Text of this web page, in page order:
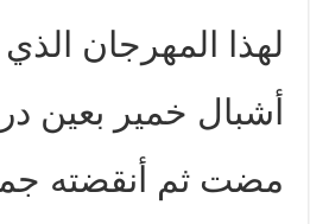
لهذا المهرجان
أشبال خمير بعين
مضت ثم أنقضته